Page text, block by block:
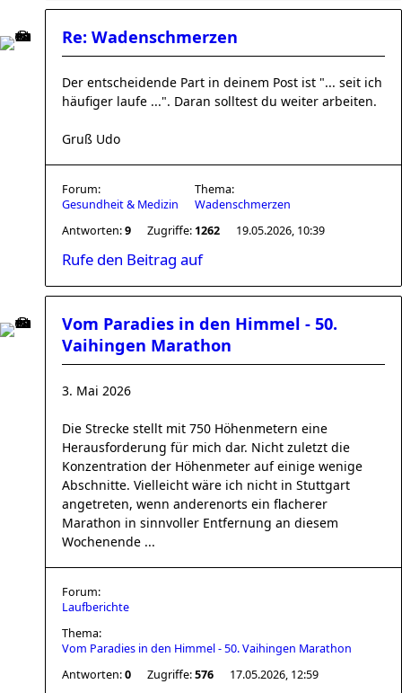
Re: Wadenschmerzen
Der entscheidende Part in deinem Post ist "... seit ich
häufiger laufe ...". Daran solltest du weiter arbeiten.
Gruß Udo
Forum:
Gesundheit & Medizin
Thema:
Wadenschmerzen
Antworten:9 Zugriffe: 1262 19.05.2026, 10:39
Rufe den Beitrag auf
Vom Paradies in den Himmel - 50.
Vaihingen Marathon
3. Mai 2026
Die Strecke stellt mit 750 Höhenmetern eine
Herausforderung für mich dar. Nicht zuletzt die
Konzentration der Höhenmeter auf einige wenige
Abschnitte. Vielleicht wäre ich nicht in Stuttgart
angetreten, wenn anderenorts ein flacherer
Marathon in sinnvoller Entfernung an diesem
Wochenende ...
Forum:
Laufberichte
Thema:
Vom Paradies in den Himmel - 50. Vaihingen Marathon
Antworten:0 Zugriffe:576 17.05.2026, 12:59